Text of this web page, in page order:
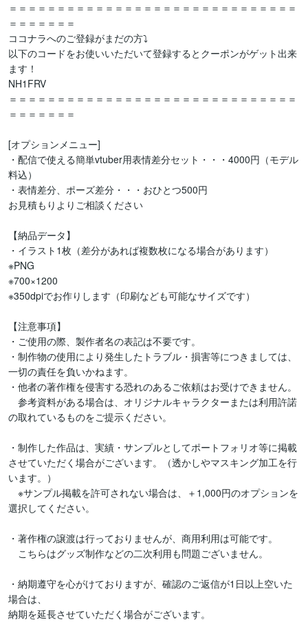
＝＝＝＝＝＝＝＝＝＝＝＝＝＝＝＝＝＝＝＝＝＝＝＝＝＝＝＝＝＝
＝＝＝＝＝＝＝
ココナラへのご登録がまだの方⤵
以下のコードをお使いいただいて登録するとクーポンがゲット出来
ます！
NH1FRV
＝＝＝＝＝＝＝＝＝＝＝＝＝＝＝＝＝＝＝＝＝＝＝＝＝＝＝＝＝＝
＝＝＝＝＝＝＝
[オプションメニュー]
・配信で使える簡単vtuber用表情差分セット・・・4000円（モデル
料込）
・表情差分、ポーズ差分・・・おひとつ500円
お見積もりよりご相談ください
【納品データ】
・イラスト1枚（差分があれば複数枚になる場合があります）
※PNG
※700×1200
※350dpiでお作りします（印刷なども可能なサイズです）
【注意事項】
・ご使用の際、製作者名の表記は不要です。
・制作物の使用により発生したトラブル・損害等につきましては、
一切の責任を負いかねます。
・他者の著作権を侵害する恐れのあるご依頼はお受けできません。
参考資料がある場合は、オリジナルキャラクターまたは利用許諾
の取れているものをご提示ください。
・制作した作品は、実績・サンプルとしてポートフォリオ等に掲載
させていただく場合がございます。（透かしやマスキング加工を行
います。）
※サンプル掲載を許可されない場合は、＋1,000円のオプションを
選択してください。
・著作権の譲渡は行っておりませんが、商用利用は可能です。
こちらはグッズ制作などの二次利用も問題ございません。
・納期遵守を心がけておりますが、確認のご返信が1日以上空いた
場合は、
納期を延長させていただく場合がございます。